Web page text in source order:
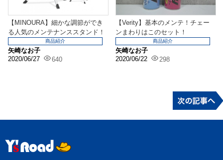
【MINOURA】細かな調節ができ
る人気のメンテナンススタンド！
矢崎なお子
2020/06/27
640
商品紹介
【Verity】基本のメンテ！チェー
ンまわりはこのセット！
矢崎なお子
2020/06/22
298
商品紹介